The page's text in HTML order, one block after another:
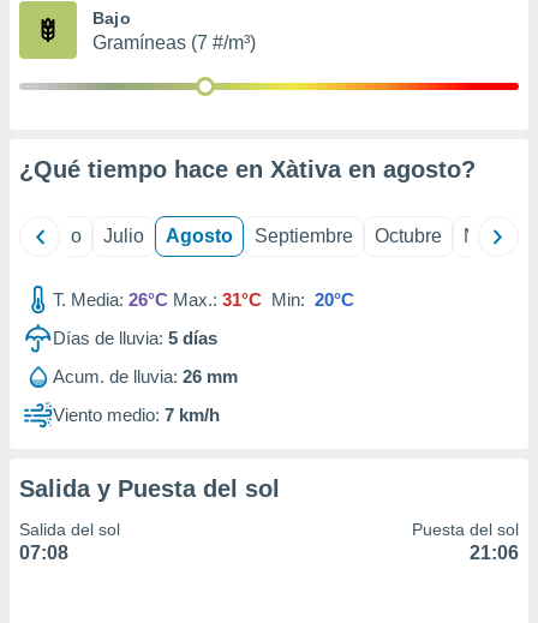
publicidad
publicidad
1199
Bajo
Gramíneas (7 #/m³)
¿Qué tiempo hace en Xàtiva en agosto?
Junio Julio Agosto Septiembre Octubre
T. Media: 26°C Max.: 31°C Min: 20°C
Días de lluvia: 5 días
Acum. de lluvia: 26 mm
Viento medio: 7 km/h
Salida y Puesta del sol
Salida del sol
07:08
Puesta del sol
21:06